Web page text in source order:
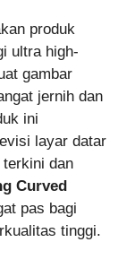
produk
ultra high-
gambar
jernih dan
ini
layar datar
terkini dan
Curved
pas bagi
tinggi.